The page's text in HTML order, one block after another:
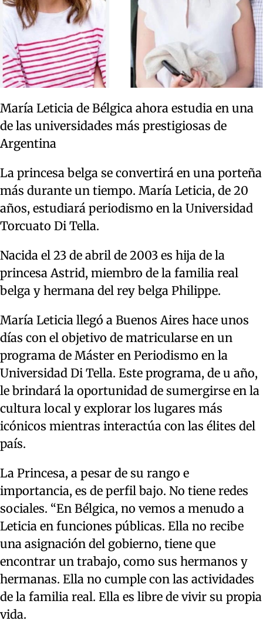
María Leticia de Bélgica ahora estudia en una
de las universidades más prestigiosas de
Argentina
La princesa belga se convertirá en una porteña
más durante un tiempo. María Leticia, de 20
años, estudiará periodismo en la Universidad
Torcuato Di Tella.
Nacida el 23 de abril de 2003 es hija de la
princesa Astrid, miembro de la familia real
belga y hermana del rey belga Philippe.
María Leticia llegó a Buenos Aires hace unos
días con el objetivo de matricularse en un
programa de Máster en Periodismo en la
Universidad Di Tella. Este programa, de u año,
le brindará la oportunidad de sumergirse en la
cultura local y explorar los lugares más
icónicos mientras interactúa con las élites del
país.
La Princesa, a pesar de su rango e
importancia, es de perfil bajo. No tiene redes
sociales. “En Bélgica, no vemos a menudo a
Leticia en funciones públicas. Ella no recibe
una asignación del gobierno, tiene que
encontrar un trabajo, como sus hermanos y
hermanas. Ella no cumple con las actividades
de la familia real. Ella es libre de vivir su propia
vida.